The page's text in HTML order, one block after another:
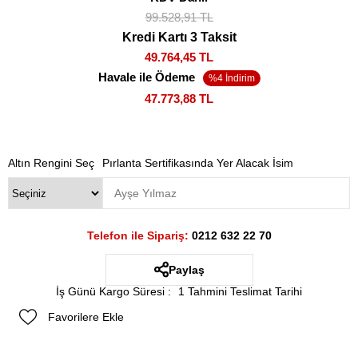
99.528,91 TL
Kredi Kartı 3 Taksit
49.764,45 TL
Havale ile Ödeme
47.773,88 TL
Altın Rengini Seç Pırlanta Sertifikasında Yer Alacak İsim
Telefon ile Sipariş: 0212 632 22 70
Paylaş
İş Günü Kargo Süresi :
1 Tahmini Teslimat Tarihi
Favorilere Ekle